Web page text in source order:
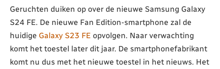
Geruchten duiken op over de nieuwe Samsung Galaxy
S24 FE. De nieuwe Fan Edition-smartphone zal de
huidige Galaxy S23 FE opvolgen. Naar verwachting
komt het toestel later dit jaar. De smartphonefabrikant
komt nu dus met het nieuwe toestel in het nieuws. Het